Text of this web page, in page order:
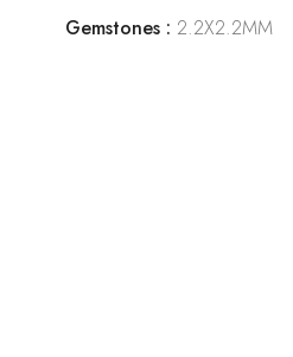
Gemstones : 2.2X2.2MM